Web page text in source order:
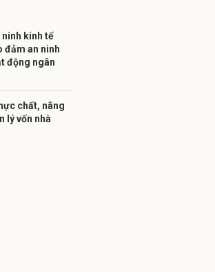
ninh kinh tế
đảm an ninh
động ngân
chất, nâng
lý vốn nhà